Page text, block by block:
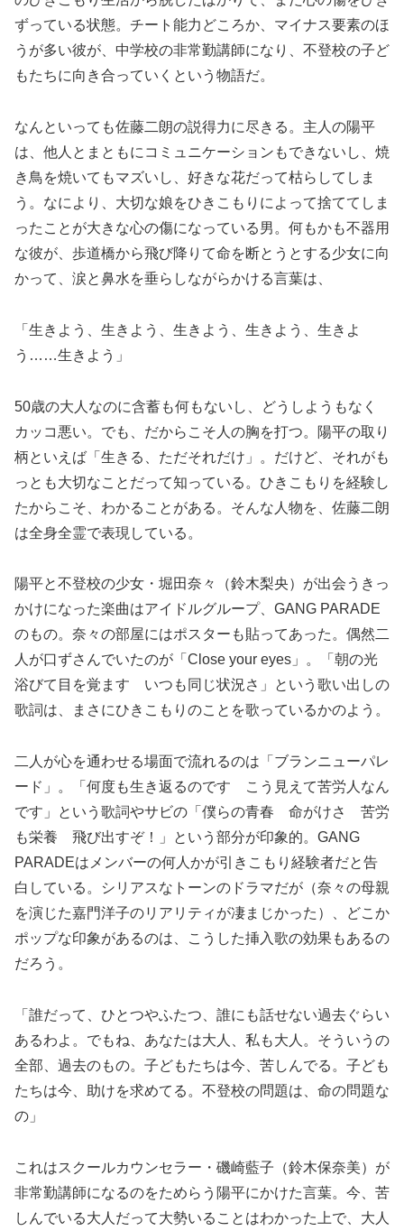
ずっている状態。チート能力どころか、マイナス要素のほ
うが多い彼が、中学校の非常勤講師になり、不登校の子ど
もたちに向き合っていくという物語だ。
なんといっても佐藤二朗の説得力に尽きる。主人の陽平
は、他人とまともにコミュニケーションもできないし、焼
き鳥を焼いてもマズいし、好きな花だって枯らしてしま
う。なにより、大切な娘をひきこもりによって捨ててしま
ったことが大きな心の傷になっている男。何もかも不器用
な彼が、歩道橋から飛び降りて命を断とうとする少女に向
かって、涙と鼻水を垂らしながらかける言葉は、
「生きよう、生きよう、生きよう、生きよう、生きよ
う……生きよう」
50歳の大人なのに含蓄も何もないし、どうしようもなく
カッコ悪い。でも、だからこそ人の胸を打つ。陽平の取り
柄といえば「生きる、ただそれだけ」。だけど、それがも
っとも大切なことだって知っている。ひきこもりを経験し
たからこそ、わかることがある。そんな人物を、佐藤二朗
は全身全霊で表現している。
陽平と不登校の少女・堀田奈々（鈴木梨央）が出会うきっ
かけになった楽曲はアイドルグループ、GANG PARADE
のもの。奈々の部屋にはポスターも貼ってあった。偶然二
人が口ずさんでいたのが「Close your eyes」。「朝の光
浴びて目を覚ます いつも同じ状況さ」という歌い出しの
歌詞は、まさにひきこもりのことを歌っているかのよう。
二人が心を通わせる場面で流れるのは「ブランニューパレ
ード」。「何度も生き返るのです こう見えて苦労人なん
です」という歌詞やサビの「僕らの青春 命がけさ 苦労
も栄養 飛び出すぞ！」という部分が印象的。GANG
PARADEはメンバーの何人かが引きこもり経験者だと告
白している。シリアスなトーンのドラマだが（奈々の母親
を演じた嘉門洋子のリアリティが凄まじかった）、どこか
ポップな印象があるのは、こうした挿入歌の効果もあるの
だろう。
「誰だって、ひとつやふたつ、誰にも話せない過去ぐらい
あるわよ。でもね、あなたは大人、私も大人。そういうの
全部、過去のもの。子どもたちは今、苦しんでる。子ども
たちは今、助けを求めてる。不登校の問題は、命の問題な
の」
これはスクールカウンセラー・磯崎藍子（鈴木保奈美）が
非常勤講師になるのをためらう陽平にかけた言葉。今、苦
しんでいる大人だって大勢いることはわかった上で、大人